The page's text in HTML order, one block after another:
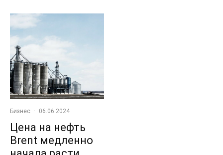
Бизнес · 06.06.2024
Цена на нефть
Brent медленно